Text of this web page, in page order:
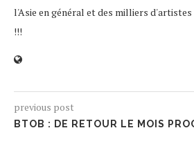
l'Asie en général et des milliers d'artistes
!!!
previous post
BTOB : DE RETOUR LE MOIS